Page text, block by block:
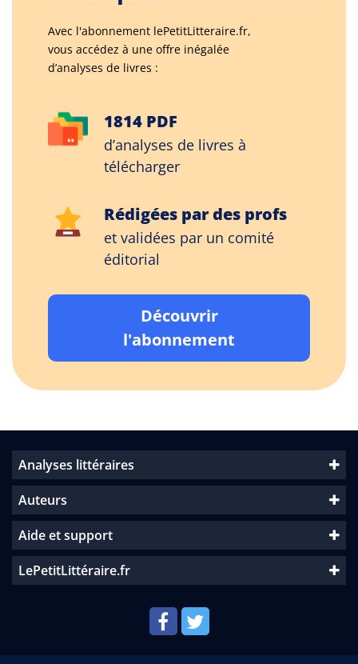
Avec l'abonnement lePetitLitteraire.fr,
vous accédez à une offre inégalée
d’analyses de livres :
1814 PDF
d’analyses de livres à
télécharger
Rédigées par des profs
et validées par un comité
éditorial
Découvrir
l'abonnement
Analyses littéraires
Auteurs
Aide et support
LePetitLittéraire.fr